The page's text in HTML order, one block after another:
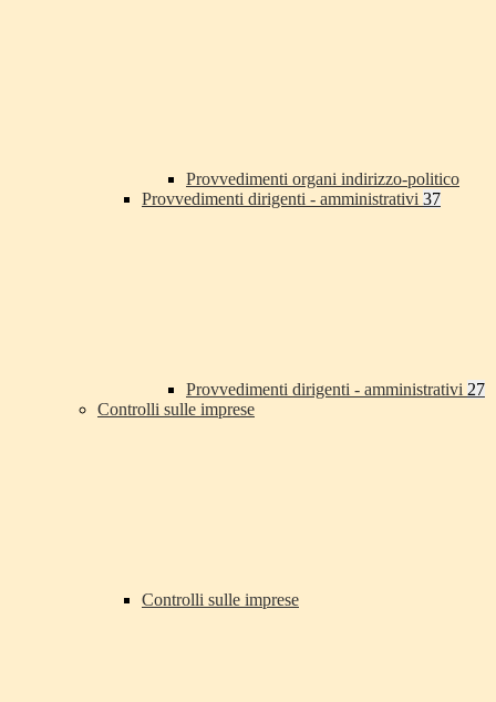
Provvedimenti organi indirizzo-politico
Provvedimenti dirigenti - amministrativi 37
Provvedimenti dirigenti - amministrativi 27
Controlli sulle imprese
Controlli sulle imprese